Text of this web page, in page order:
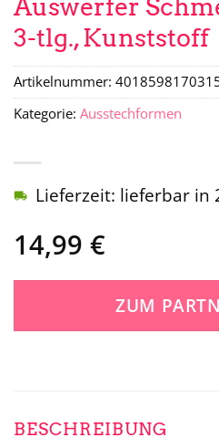
Auswerfer
3-tlg., Kunststoff
14,99 €
Lieferzeit: lieferbar in
ZUM
Artikelnummer:
Kategorie: Ausstechformen
BESCHREIBUNG